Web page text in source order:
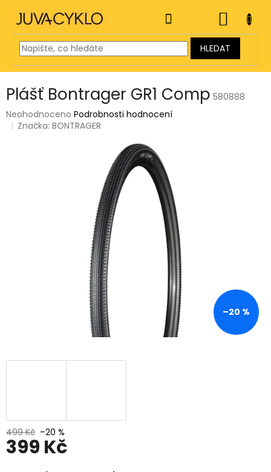
obsah
HLEDAT
KOŠÍK
Plášť Bontrager GR1 Comp 580888
Průměrné
hodnocení
Neohodnoceno Podrobnosti hodnocení
Značka:BONTRAGER
–20 %
499 Kč –20 %
399 Kč